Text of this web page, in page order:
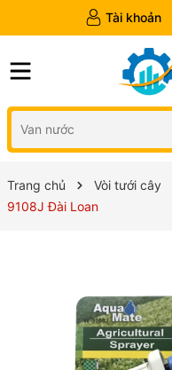
Tài khoản
Trang chủ Vòi tưới cây
9108J Đài Loan